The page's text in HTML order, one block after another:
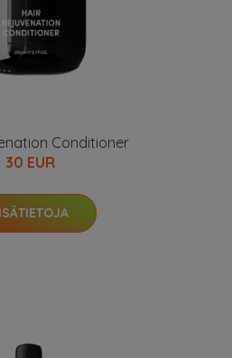
Conditioner
30 EUR